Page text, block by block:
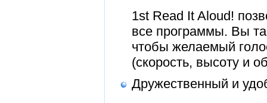
1st Read It Aloud!
все программы. Вы
чтобы желаемый
(скорость, высоту и
Дружественный и